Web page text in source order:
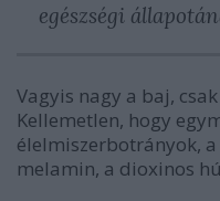
egészségi
Vagyis nagy a baj,
Kellemetlen, hogy
élelmiszerbotrányok,
melamin, a dioxinos